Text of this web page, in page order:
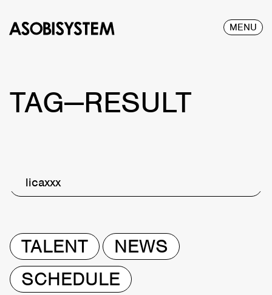
MENU
TAG—RESULT
licaxxx
TALENT
NEWS
SCHEDULE